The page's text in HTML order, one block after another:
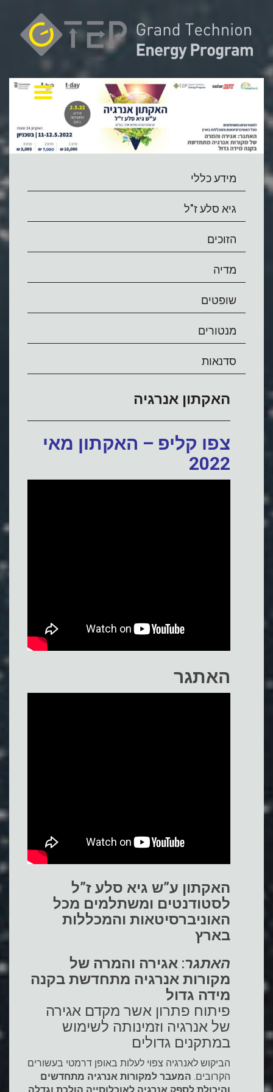
Toggle navigation
מידע כללי
גיא סלע ז"ל
הזוכים
מדיה
שופטים
מנטורים
סדנאות
האקתון אנרגיה
צפו קליפ – האקתון מאי
2022
האתגר
האקתון ע”ש גיא סלע ז”ל
לסטודנטים ומשתלמים מכל
האוניברסיטאות והמכללות
בארץ
האתגר: אגירה והמרה של
מקורות אנרגיה מתחדשת בקנה
מידה גדול
פיתוח פתרון אשר מקדם אגירה
של אנרגיה וזמינותה לשימוש
במתקנים גדולים
הביקוש לאנרגיה צפוי לעלות באופן דרמטי בעשורים
הקרובים. המעבר למקורות אנרגיה מתחדשים
והיכולת לספק אנרגיה לאוכלוסייה הולכת וגדלה